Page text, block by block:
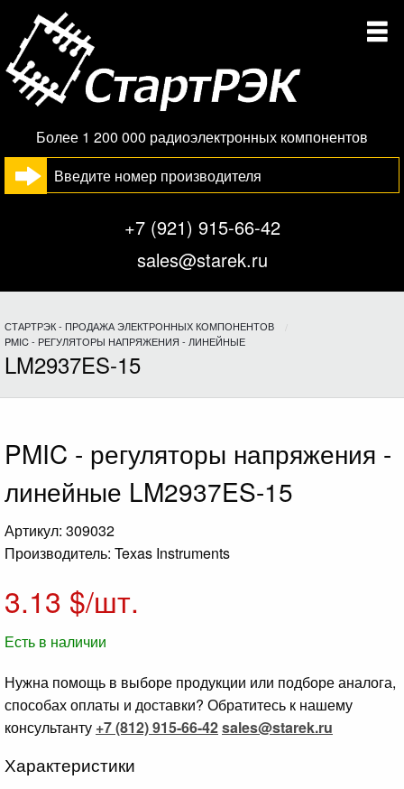
Более 1 200 000 радиоэлектронных компонентов
+7 (921) 915-66-42
sales@starek.ru
СТАРТРЭК - ПРОДАЖА ЭЛЕКТРОННЫХ КОМПОНЕНТОВ
PMIC - РЕГУЛЯТОРЫ НАПРЯЖЕНИЯ - ЛИНЕЙНЫЕ
LM2937ES-15
PMIC - регуляторы напряжения -
линейные LM2937ES-15
Артикул: 309032
Производитель: Texas Instruments
3.13 $/шт.
Есть в наличии
Нужна помощь в выборе продукции или подборе аналога,
способах оплаты и доставки? Обратитесь к нашему
консультанту +7 (812) 915-66-42sales@starek.ru
Характеристики